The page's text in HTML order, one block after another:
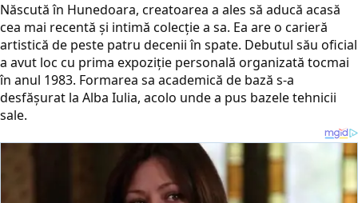
Născută în Hunedoara, creatoarea a ales să aducă acasă
cea mai recentă și intimă colecție a sa. Ea are o carieră
artistică de peste patru decenii în spate. Debutul său oficial
a avut loc cu prima expoziție personală organizată tocmai
în anul 1983. Formarea sa academică de bază s-a
desfășurat la Alba Iulia, acolo unde a pus bazele tehnicii
sale.